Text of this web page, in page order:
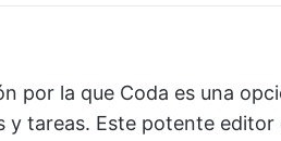
por la que Coda es una
y tareas. Este potente